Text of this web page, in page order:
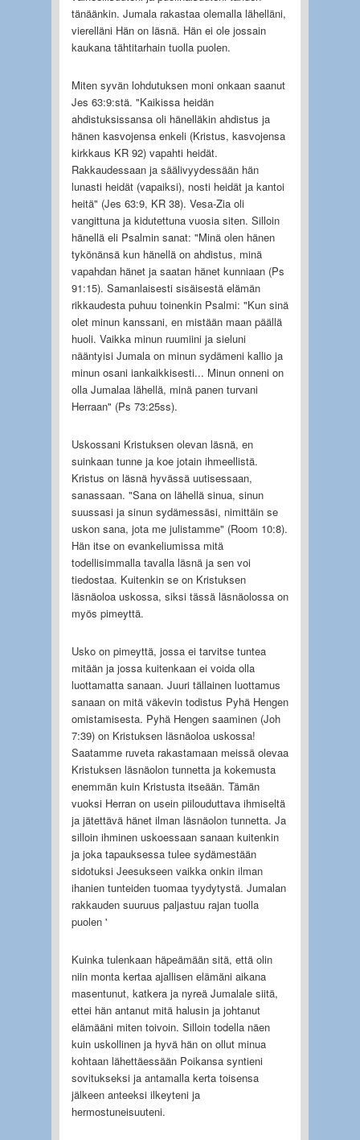
tänäänkin. Jumala rakastaa olemalla lähelläni,
vierelläni Hän on läsnä. Hän ei ole jossain
kaukana tähtitarhain tuolla puolen.
Miten syvän lohdutuksen moni onkaan saanut
Jes 63:9:stä. "Kaikissa heidän
ahdistuksissansa oli hänelläkin ahdistus ja
hänen kasvojensa enkeli (Kristus, kasvojensa
kirkkaus KR 92) vapahti heidät.
Rakkaudessaan ja säälivyydessään hän
lunasti heidät (vapaiksi), nosti heidät ja kantoi
heitä" (Jes 63:9, KR 38). Vesa-Zia oli
vangittuna ja kidutettuna vuosia siten. Silloin
hänellä eli Psalmin sanat: "Minä olen hänen
tykönänsä kun hänellä on ahdistus, minä
vapahdan hänet ja saatan hänet kunniaan (Ps
91:15). Samanlaisesti sisäisestä elämän
rikkaudesta puhuu toinenkin Psalmi: "Kun sinä
olet minun kanssani, en mistään maan päällä
huoli. Vaikka minun ruumiini ja sieluni
nääntyisi Jumala on minun sydämeni kallio ja
minun osani iankaikkisesti... Minun onneni on
olla Jumalaa lähellä, minä panen turvani
Herraan" (Ps 73:25ss).
Uskossani Kristuksen olevan läsnä, en
suinkaan tunne ja koe jotain ihmeellistä.
Kristus on läsnä hyvässä uutisessaan,
sanassaan. "Sana on lähellä sinua, sinun
suussasi ja sinun sydämessäsi, nimittäin se
uskon sana, jota me julistamme" (Room 10:8).
Hän itse on evankeliumissa mitä
todellisimmalla tavalla läsnä ja sen voi
tiedostaa. Kuitenkin se on Kristuksen
läsnäoloa uskossa, siksi tässä läsnäolossa on
myös pimeyttä.
Usko on pimeyttä, jossa ei tarvitse tuntea
mitään ja jossa kuitenkaan ei voida olla
luottamatta sanaan. Juuri tällainen luottamus
sanaan on mitä väkevin todistus Pyhä Hengen
omistamisesta. Pyhä Hengen saaminen (Joh
7:39) on Kristuksen läsnäoloa uskossa!
Saatamme ruveta rakastamaan meissä olevaa
Kristuksen läsnäolon tunnetta ja kokemusta
enemmän kuin Kristusta itseään. Tämän
vuoksi Herran on usein piilouduttava ihmiseltä
ja jätettävä hänet ilman läsnäolon tunnetta. Ja
silloin ihminen uskoessaan sanaan kuitenkin
ja joka tapauksessa tulee sydämestään
sidotuksi Jeesukseen vaikka onkin ilman
ihanien tunteiden tuomaa tyydytystä. Jumalan
rakkauden suuruus paljastuu rajan tuolla
puolen '
Kuinka tulenkaan häpeämään sitä, että olin
niin monta kertaa ajallisen elämäni aikana
masentunut, katkera ja nyreä Jumalale siitä,
ettei hän antanut mitä halusin ja johtanut
elämääni miten toivoin. Silloin todella näen
kuin uskollinen ja hyvä hän on ollut minua
kohtaan lähettäessään Poikansa syntieni
sovitukseksi ja antamalla kerta toisensa
jälkeen anteeksi ilkeyteni ja
hermostuneisuuteni.